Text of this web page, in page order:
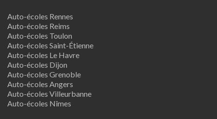
Auto-écoles Rennes
Auto-écoles Reims
Auto-écoles Toulon
Auto-écoles Saint-Étienne
Auto-écoles Le Havre
Auto-écoles Dijon
Auto-écoles Grenoble
Auto-écoles Angers
Auto-écoles Villeurbanne
Auto-écoles Nîmes